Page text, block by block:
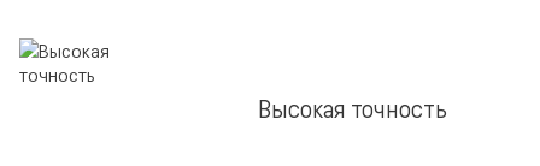
Высокая точность